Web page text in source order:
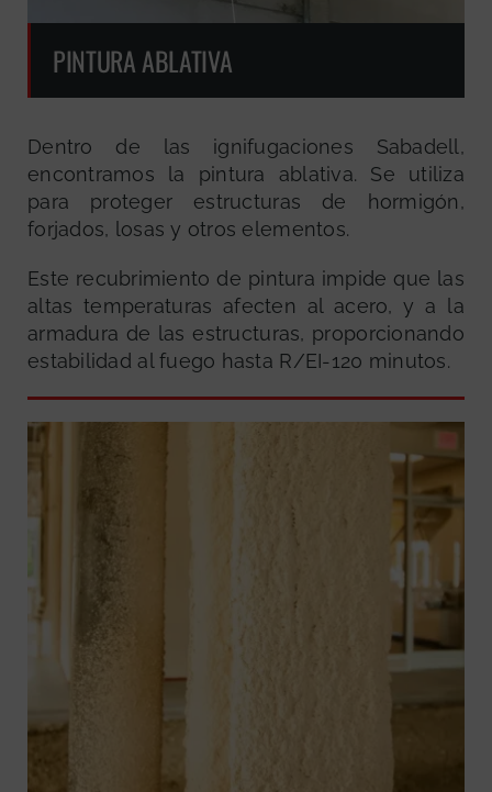
PINTURA ABLATIVA
Dentro de las ignifugaciones Sabadell,
encontramos la pintura ablativa. Se utiliza
para proteger estructuras de hormigón,
forjados, losas y otros elementos.
Este recubrimiento de pintura impide que las
altas temperaturas afecten al acero, y a la
armadura de las estructuras, proporcionando
estabilidad al fuego hasta R/EI-120 minutos.